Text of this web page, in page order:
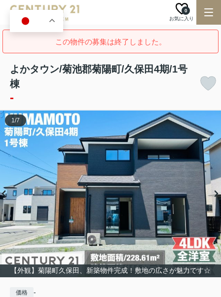
お気に入り
0
この物件の募集は終了しました。
よかタウン/菊池郡菊陽町/久保田4期/1号
棟
-
【外観】菊陽町久保田、新築物件完成！敷地の広さが魅力です☆
1/7
価格 -